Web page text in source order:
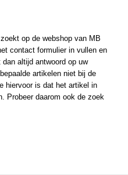
op de webshop van MB
contact formulier in vullen en
altijd antwoord op uw
artikelen niet bij de
hiervoor is dat het artikel in
Probeer daarom ook de zoek